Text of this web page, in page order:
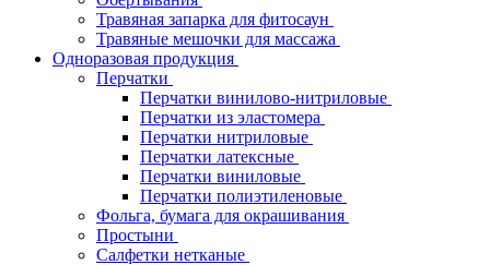
Травяная запарка для фитосаун
Травяные мешочки для массажа
Одноразовая продукция
Перчатки
Перчатки винилово-нитриловые
Перчатки из эластомера
Перчатки нитриловые
Перчатки латексные
Перчатки виниловые
Перчатки полиэтиленовые
Фольга, бумага для окрашивания
Простыни
Салфетки нетканые